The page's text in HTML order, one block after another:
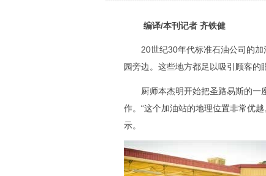
编译/本刊记者 齐铁健
20世纪30年代标准石油公司的加
园旁边。这些地方都足以吸引顾客的
厨师本杰明开始把圣路易斯的一
作。“这个加油站的地理位置非常优
示。